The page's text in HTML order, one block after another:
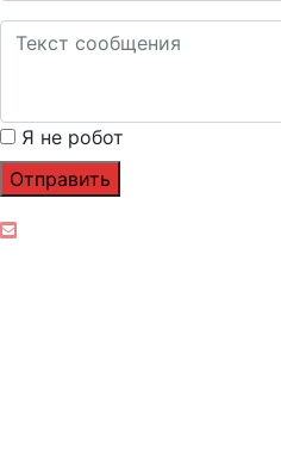
Я не робот
Отправить